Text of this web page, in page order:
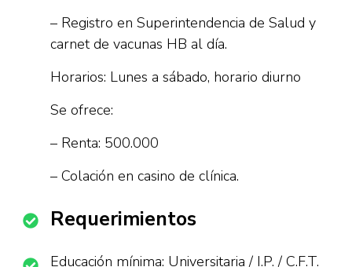
– Registro en Superintendencia de Salud y
carnet de vacunas HB al día.
Horarios: Lunes a sábado, horario diurno
Se ofrece:
– Renta: 500.000
– Colación en casino de clínica.
Requerimientos
Educación mínima: Universitaria / I.P. / C.F.T.